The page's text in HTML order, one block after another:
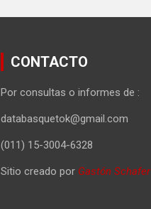
CONTACTO
Por consultas o informes de :
databasquetok@gmail.com
(011) 15-3004-6328
Sitio creado por Gastón Schafer